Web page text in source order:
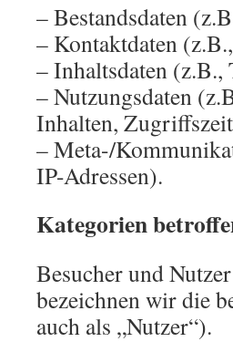
– Bestandsdaten
– Kontaktdaten
– Inhaltsdaten (z.B.,
– Nutzungsdaten
Inhalten,
– Meta-/
IP-Adressen).
Kategorien
Besucher und
bezeichnen wir die
auch als „Nutzer“).